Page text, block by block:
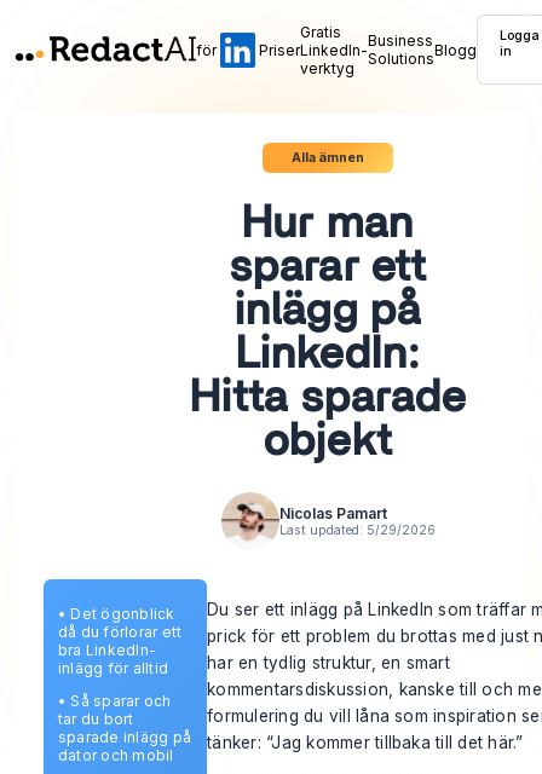
för Priser
Gratis
LinkedIn-
verktyg
Business
SolutionsBlogg
Logga
in
Alla ämnen
Hur man
sparar ett
inlägg på
LinkedIn:
Hitta sparade
objekt
Nicolas Pamart
Last updated: 5/29/2026
• Det ögonblick
då du förlorar ett
bra LinkedIn-
inlägg för alltid
•Så sparar och
tar du bort
sparade inlägg på
dator och mobil
Du ser ett inlägg på LinkedIn som träffar
prick för ett problem du brottas med just
har en tydlig struktur, en smart
kommentarsdiskussion, kanske till och
formulering du vill låna som inspiration
tänker: “Jag kommer tillbaka till det här.”